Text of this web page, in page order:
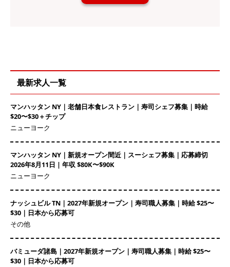
最新求人一覧
マンハッタン NY｜老舗日本食レストラン｜寿司シェフ募集｜時給
$20〜$30＋チップ
ニューヨーク
マンハッタン NY｜新規オープン間近｜スーシェフ募集｜応募締切
2026年8月11日 | 年収 $80K〜$90K
ニューヨーク
ナッシュビル TN｜2027年新規オープン｜寿司職人募集｜時給 $25〜
$30｜日本から応募可
その他
バミューダ諸島｜2027年新規オープン｜寿司職人募集｜時給 $25〜
$30｜日本から応募可